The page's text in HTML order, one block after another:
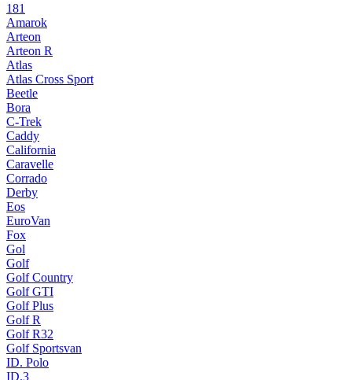
181
Amarok
Arteon
Arteon R
Atlas
Atlas Cross Sport
Beetle
Bora
C-Trek
Caddy
California
Caravelle
Corrado
Derby
Eos
EuroVan
Fox
Gol
Golf
Golf Country
Golf GTI
Golf Plus
Golf R
Golf R32
Golf Sportsvan
ID. Polo
ID.3